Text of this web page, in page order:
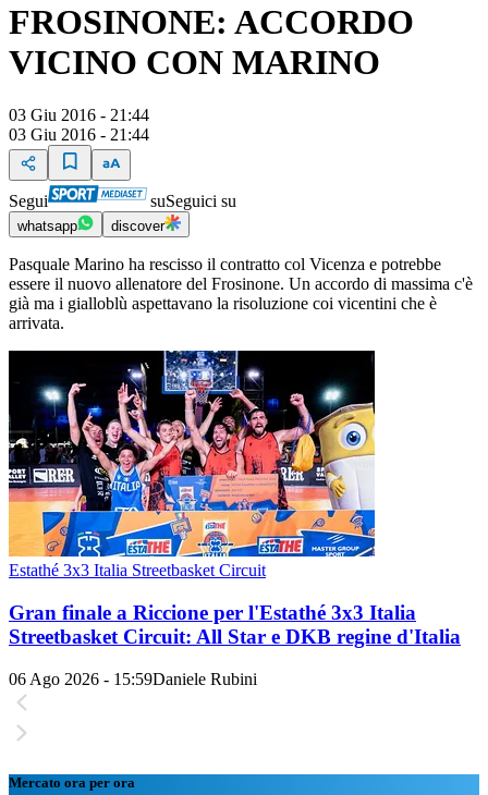
FROSINONE: ACCORDO
VICINO CON MARINO
03 Giu 2016 - 21:44
03 Giu 2016 - 21:44
Segui suSeguici su
whatsapp discover
Pasquale Marino ha rescisso il contratto col Vicenza e potrebbe
essere il nuovo allenatore del Frosinone. Un accordo di massima c'è
già ma i gialloblù aspettavano la risoluzione coi vicentini che è
arrivata.
Estathé 3x3 Italia Streetbasket Circuit
Gran finale a Riccione per l'Estathé 3x3 Italia
Streetbasket Circuit: All Star e DKB regine d'Italia
06 Ago 2026 - 15:59Daniele Rubini
Mercato ora per ora